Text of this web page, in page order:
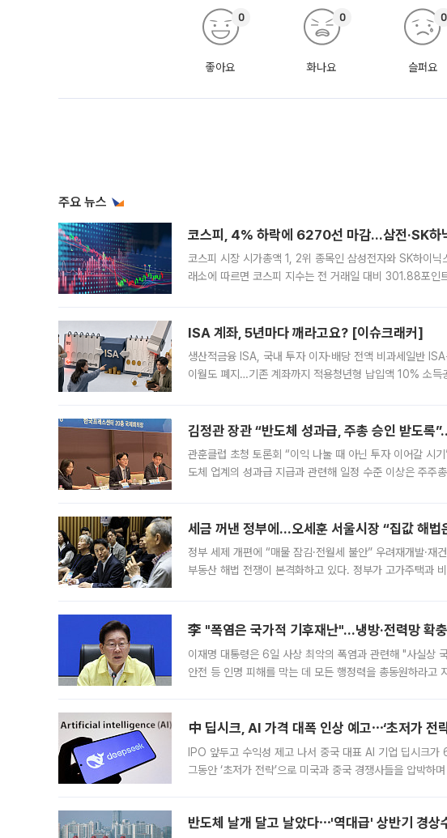
좋아요
0
화나요
0
슬퍼요
0
주요 뉴스
코스피, 4% 하락에 6270선 마감…삼전·SK하
코스피 시장 시가총액 1, 2위 종목인 삼성전자와 SK하이
래소에 따르면 코스피 지수는 전 거래일 대비 301.88포
ISA 계좌, 5년마다 깨라고요? [이슈크래커]
생산적금융 ISA, 국내 투자 이자·배당 전액 비과세일반
이월도 폐지…기존 계좌까지 적용청년형 납입액 10% 소
김정관 장관 “반도체 성과급, 주총 승인 받도록
관훈클럽 초청 토론회 “이익 나눌 때 아닌 투자 이어갈 시
도체 업계의 성과급 지급과 관련해 일정 수준 이상은 주주
세금 꺼낸 정부에…오세훈 서울시장 “집값 해법
정부 세제 개편에 “매물 잠김·전월세 불안” 우려재개발·
부동산 해법 전쟁이 본격화하고 있다. 정부가 고가주택과
李 "폭염은 국가적 기후재난"…냉방·전력망 확
이재명 대통령은 6일 사상 최악의 폭염과 관련해 "사실상
안전 등 인명 피해를 막는 데 모든 행정력을 총동원하라고
中 딥시크, AI 가격 대폭 인상 예고⋯‘초저가 전
IPO 앞두고 수익성 제고 나서 중국 대표 AI 기업 딥시크
그동안 ‘초저가 전략’으로 미국과 중국 경쟁사들을 압박하
반도체 날개 달고 날았다⋯'역대급' 상반기 경